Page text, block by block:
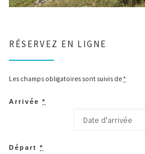
RÉSERVEZ EN LIGNE
Les champs obligatoires sont suivis de*
Arrivée *
Départ *